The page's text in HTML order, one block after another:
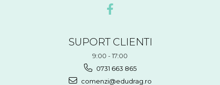
SUPORT CLIENTI
9:00 - 17:00
0731 663 865
comenzi@edudrag.ro